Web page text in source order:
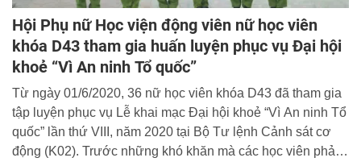
Hội Phụ nữ Học viện động viên nữ học viên
khóa D43 tham gia huấn luyện phục vụ Đại hội
khoẻ “Vì An ninh Tổ quốc”
Từ ngày 01/6/2020, 36 nữ học viên khóa D43 đã tham gia
tập luyện phục vụ Lễ khai mạc Đại hội khoẻ “Vì An ninh Tổ
quốc” lần thứ VIII, năm 2020 tại Bộ Tư lệnh Cảnh sát cơ
động (K02). Trước những khó khăn mà các học viên phải